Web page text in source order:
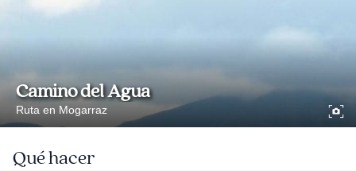
Camino del Agua
Ruta en Mogarraz
Qué hacer